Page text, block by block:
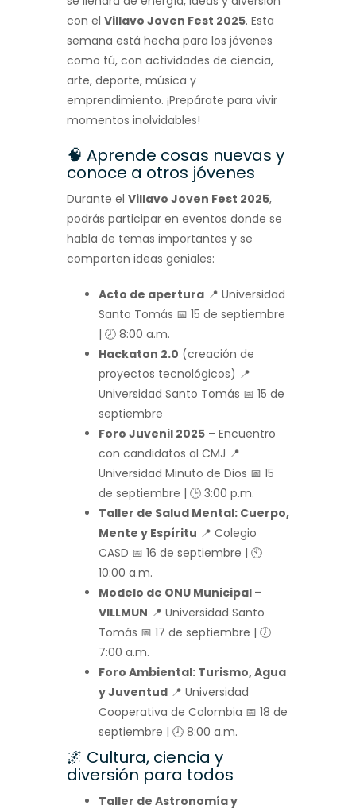
con el Villavo Joven Fest 2025. Esta
semana está hecha para los jóvenes
como tú, con actividades de ciencia,
arte, deporte, música y
emprendimiento. ¡Prepárate para vivir
momentos inolvidables!
🧠 Aprende cosas nuevas y
conoce a otros jóvenes
Durante el Villavo Joven Fest 2025,
podrás participar en eventos donde se
habla de temas importantes y se
comparten ideas geniales:
Acto de apertura 📍 Universidad
Santo Tomás 📅 15 de septiembre
| 🕗 8:00 a.m.
Hackaton 2.0 (creación de
proyectos tecnológicos) 📍
Universidad Santo Tomás 📅 15 de
septiembre
Foro Juvenil 2025 – Encuentro
con candidatos al CMJ 📍
Universidad Minuto de Dios 📅 15
de septiembre | 🕒 3:00 p.m.
Taller de Salud Mental: Cuerpo,
Mente y Espíritu 📍 Colegio
CASD 📅 16 de septiembre | 🕙
10:00 a.m.
Modelo de ONU Municipal –
VILLMUN 📍 Universidad Santo
Tomás 📅 17 de septiembre | 🕖
7:00 a.m.
Foro Ambiental: Turismo, Agua
y Juventud 📍 Universidad
Cooperativa de Colombia 📅 18 de
septiembre | 🕗 8:00 a.m.
🌌 Cultura, ciencia y
diversión para todos
Taller de Astronomía y